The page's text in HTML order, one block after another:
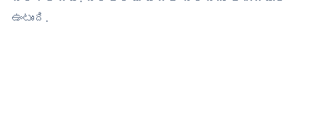
ఉంటుంది.